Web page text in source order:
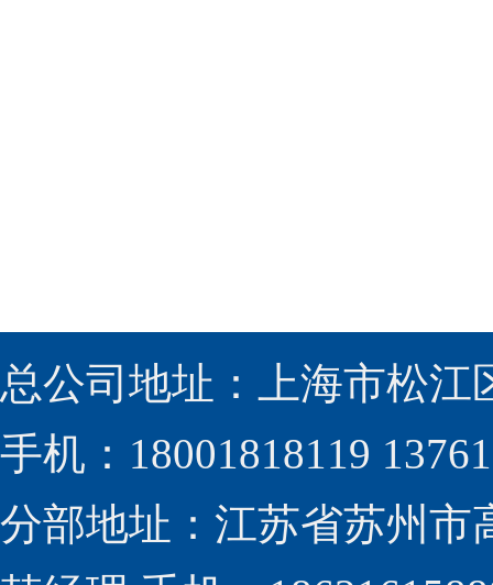
总公司地址：上海市松江
手机：18001818119
分部地址：江苏省苏州市